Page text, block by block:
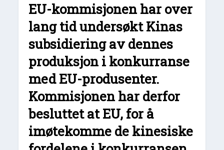
EU-kommisjonen har over
lang tid undersøkt Kinas
subsidiering av dennes
produksjon i konkurranse
med EU-produsenter.
Kommisjonen har derfor
besluttet at EU, for å
imøtekomme de kinesiske